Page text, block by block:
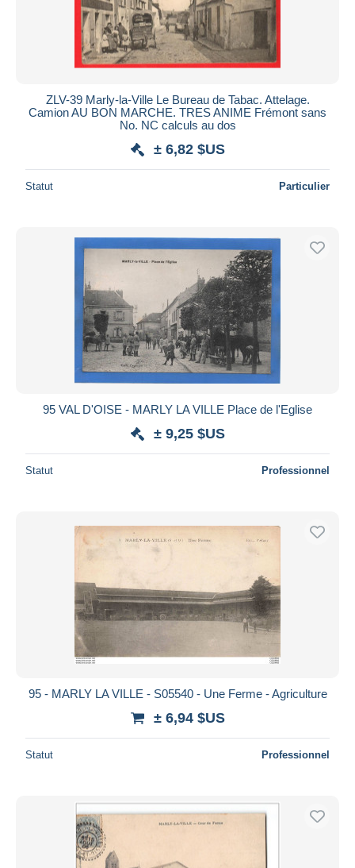
ZLV-39 Marly-la-Ville Le Bureau de Tabac. Attelage.
Camion AU BON MARCHE. TRES ANIME Frémont sans
No. NC calculs au dos
± 6,82 $US
Statut Particulier
95 VAL D'OISE - MARLY LA VILLE Place de l'Eglise
± 9,25 $US
Statut Professionnel
95 - MARLY LA VILLE - S05540 - Une Ferme - Agriculture
± 6,94 $US
Statut Professionnel